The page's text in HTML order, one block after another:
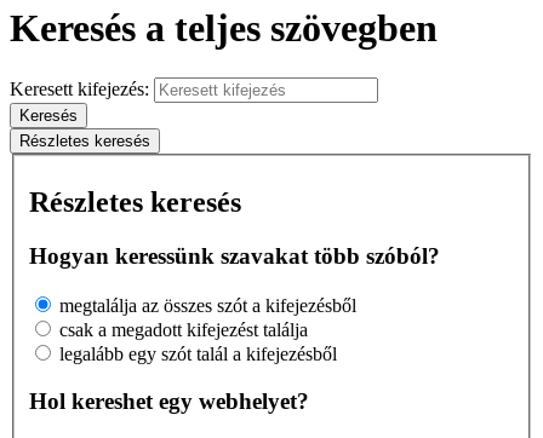
Keresés a teljes szövegben
Keresett kifejezés:
Keresés
Részletes keresés
Részletes keresés
Hogyan keressünk szavakat több szóból?
megtalálja az összes szót a kifejezésből
csak a megadott kifejezést találja
legalább egy szót talál a kifejezésből
Hol kereshet egy webhelyet?